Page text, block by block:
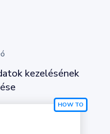
kezelésének